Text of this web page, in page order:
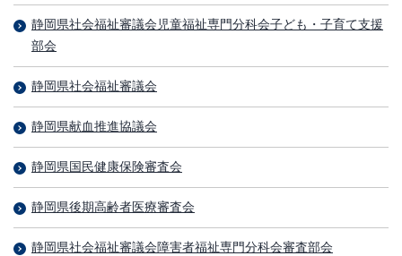
静岡県社会福祉審議会児童福祉専門分科会子ども・子育て支援
部会
静岡県社会福祉審議会
静岡県献血推進協議会
静岡県国民健康保険審査会
静岡県後期高齢者医療審査会
静岡県社会福祉審議会障害者福祉専門分科会審査部会